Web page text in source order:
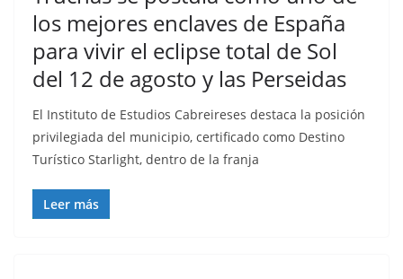
los mejores enclaves de España
para vivir el eclipse total de Sol
del 12 de agosto y las Perseidas
El Instituto de Estudios Cabreireses destaca la posición
privilegiada del municipio, certificado como Destino
Turístico Starlight, dentro de la franja
Leer más